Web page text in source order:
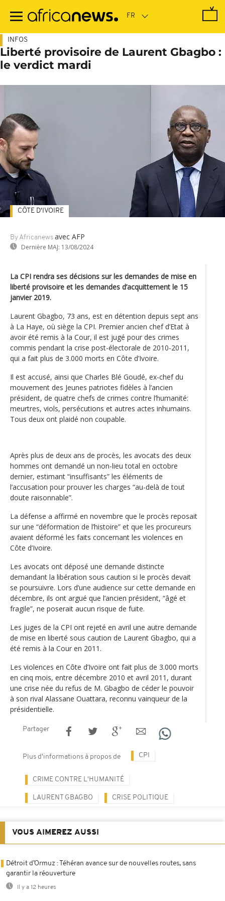
contenu
INFOS
Liberté provisoire de Laurent Gbagbo :
le verdict mardi
By Africanews avec AFP
Dernière MAJ: 13/08/2024
CÔTE D'IVOIRE
La CPI rendra ses décisions sur les demandes de mise en
liberté provisoire et les demandes d’acquittement le 15
janvier 2019.
Laurent Gbagbo, 73 ans, est en détention depuis sept ans
à La Haye, où siège la CPI. Premier ancien chef d’Etat à
avoir été remis à la Cour, il est jugé pour des crimes
commis pendant la crise post-électorale de 2010-2011,
qui a fait plus de 3.000 morts en Côte d’Ivoire.
Il est accusé, ainsi que Charles Blé Goudé, ex-chef du
mouvement des Jeunes patriotes fidèles à l’ancien
président, de quatre chefs de crimes contre l’humanité:
meurtres, viols, persécutions et autres actes inhumains.
Tous deux ont plaidé non coupable.
Après plus de deux ans de procès, les avocats des deux
hommes ont demandé un non-lieu total en octobre
dernier, estimant “insuffisants” les éléments de
l’accusation pour prouver les charges “au-delà de tout
doute raisonnable”.
La défense a affirmé en novembre que le procès reposait
sur une “déformation de l’histoire” et que les procureurs
avaient déformé les faits concernant les violences en
Côte d’Ivoire.
Les avocats ont déposé une demande distincte
demandant la libération sous caution si le procès devait
se poursuivre. Lors d’une audience sur cette demande en
décembre, ils ont argué que l’ancien président, “âgé et
fragile”, ne poserait aucun risque de fuite.
Les juges de la CPI ont rejeté en avril une autre demande
de mise en liberté sous caution de Laurent Gbagbo, qui a
été remis à la Cour en 2011.
Les violences en Côte d’Ivoire ont fait plus de 3.000 morts
en cinq mois, entre décembre 2010 et avril 2011, durant
une crise née du refus de M. Gbagbo de céder le pouvoir
à son rival Alassane Ouattara, reconnu vainqueur de la
présidentielle.
Partager
Plus d'informations à propos de CPI
CRIME CONTRE L'HUMANITÉ
LAURENT GBAGBO CRISE POLITIQUE
VOUS AIMEREZ AUSSI
Détroit d’Ormuz : Téhéran avance sur de nouvelles routes, sans
garantir la réouverture
Il y a 12 heures